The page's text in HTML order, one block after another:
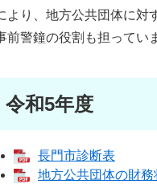
より、地方公共団体に対
前警鐘の役割も担ってい
令和5年度
長門市診断表
地方公共団体の財